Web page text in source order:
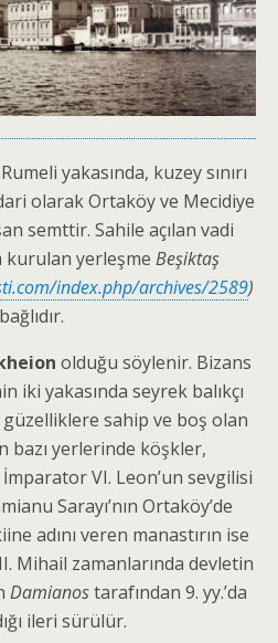
yakasında, kuzey sınırı
olarak Ortaköy ve Mecidiye
semttir. Sahile açılan vadi
kurulan yerleşme Beşiktaş
index.php/archives/2589)
bağlıdır.
olduğu söylenir. Bizans
iki yakasında seyrek balıkçı
sahip ve boş olan
bazı yerlerinde köşkler,
İmparator VI. Leon’un sevgilisi
Sarayı’nın Ortaköy’de
adını veren manastırın ise
Mihail zamanlarında devletin
Damianostarafından 9. yy.’da
ileri sürülür.